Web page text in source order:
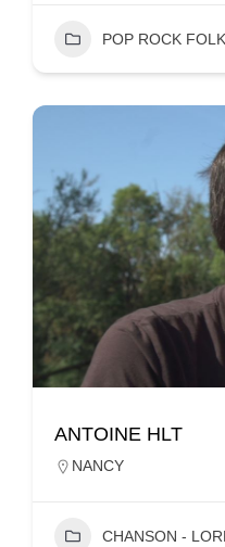
POP ROCK
ANTOINE HLT
NANCY
CHANSON -